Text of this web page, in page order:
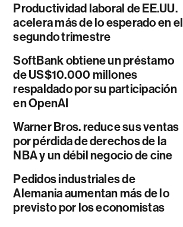
Productividad laboral de EE.UU.
acelera más de lo esperado en el
segundo trimestre
SoftBank obtiene un préstamo
de US$10.000 millones
respaldado por su participación
en OpenAI
Warner Bros. reduce sus ventas
por pérdida de derechos de la
NBA y un débil negocio de cine
Pedidos industriales de
Alemania aumentan más de lo
previsto por los economistas